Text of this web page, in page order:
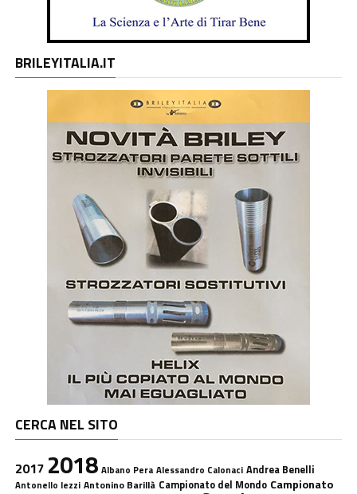
BRILEYITALIA.IT
CERCA NEL SITO
2017 2018 Albano Pera Alessandro Calonaci Andrea Benelli
Antonello Iezzi Antonino Barillà Campionato del Mondo Campionato